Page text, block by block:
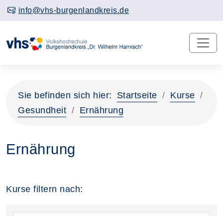
info@vhs-burgenlandkreis.de
Sie befinden sich hier: Startseite
Kurse
Gesundheit
Ernährung
Ernährung
Kurse filtern nach: